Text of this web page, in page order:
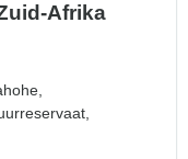
Afrika